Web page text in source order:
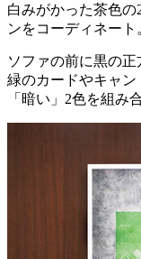
白みがかった茶色
ンをコーディネート
ソファの前に黒の正
緑のカードやキャン
「暗い」2色を組み